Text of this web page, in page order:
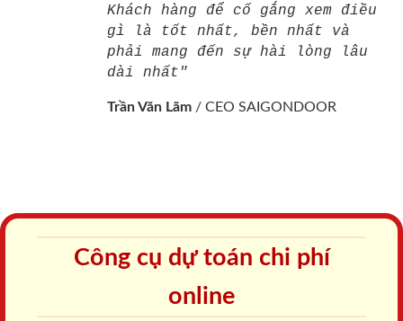
Khách hàng để cố gắng xem điều
gì là tốt nhất, bền nhất và
phải mang đến sự hài lòng lâu
dài nhất"
Trần Văn Lãm / CEO SAIGONDOOR
Công cụ dự toán chi phí
online